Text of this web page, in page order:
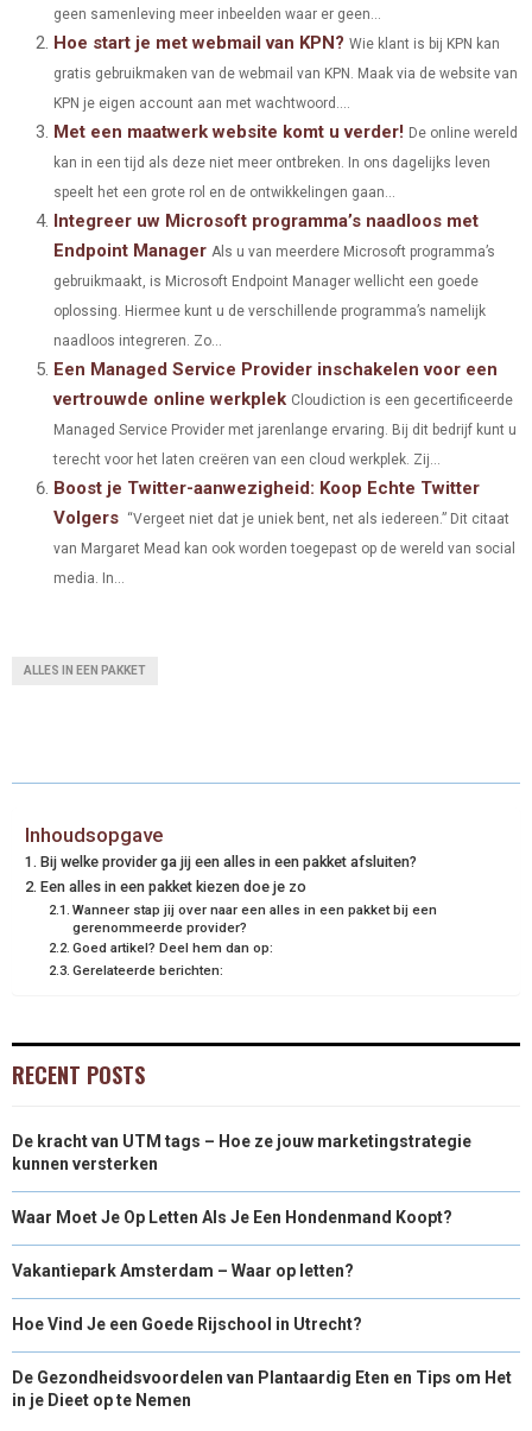
O
N
T
T
E
R
)
O
O
K
OR
S
T
O
D
N
O
geen samenleving meer inbeelden waar er geen...
Hoe start je met webmail van KPN? Wie klant is bij KPN kan
gratis gebruikmaken van de webmail van KPN. Maak via de website van
KPN je eigen account aan met wachtwoord....
Met een maatwerk website komt u verder! De online wereld
kan in een tijd als deze niet meer ontbreken. In ons dagelijks leven
speelt het een grote rol en de ontwikkelingen gaan...
Integreer uw Microsoft programma’s naadloos met
Endpoint Manager Als u van meerdere Microsoft programma’s
gebruikmaakt, is Microsoft Endpoint Manager wellicht een goede
oplossing. Hiermee kunt u de verschillende programma’s namelijk
naadloos integreren. Zo...
Een Managed Service Provider inschakelen voor een
vertrouwde online werkplek Cloudiction is een gecertificeerde
Managed Service Provider met jarenlange ervaring. Bij dit bedrijf kunt u
terecht voor het laten creëren van een cloud werkplek. Zij...
Boost je Twitter-aanwezigheid: Koop Echte Twitter
Volgers “Vergeet niet dat je uniek bent, net als iedereen.” Dit citaat
van Margaret Mead kan ook worden toegepast op de wereld van social
media. In...
ALLES IN EEN PAKKET
Inhoudsopgave
Bij welke provider ga jij een alles in een pakket afsluiten?
Een alles in een pakket kiezen doe je zo
Wanneer stap jij over naar een alles in een pakket bij een
gerenommeerde provider?
Goed artikel? Deel hem dan op:
Gerelateerde berichten:
RECENT POSTS
De kracht van UTM tags – Hoe ze jouw marketingstrategie
kunnen versterken
Waar Moet Je Op Letten Als Je Een Hondenmand Koopt?
Vakantiepark Amsterdam – Waar op letten?
Hoe Vind Je een Goede Rijschool in Utrecht?
De Gezondheidsvoordelen van Plantaardig Eten en Tips om Het
in je Dieet op te Nemen